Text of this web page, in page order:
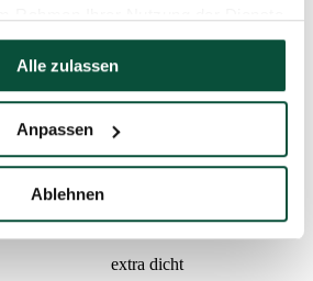
Alle zulassen
Anpassen
Ablehnen
145cm
3D (PE) + PVC
extra dicht